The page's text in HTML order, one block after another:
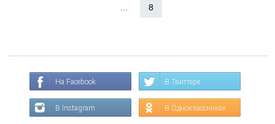
8
На Facebook В Твиттере
В Instagram В Одноклассниках